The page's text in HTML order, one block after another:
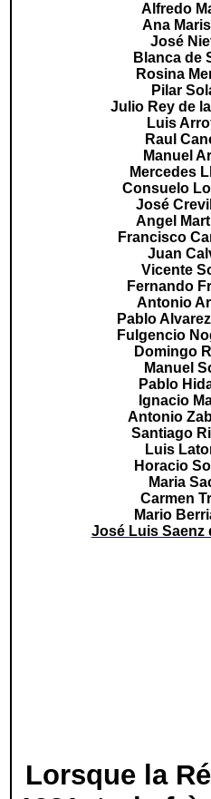
Alfredo
Ana
José
Blanca de
Rosina
Pilar
Julio Rey de
Luis
Raul
Manuel
Mercedes
Consuelo
José
Angel
Francisco
Juan
Vicente
Fernando
Antonio
Pablo
Fulgencio
Domingo
Manuel
Pablo
Ignacio
Antonio
Santiago
Luis
Horacio
Maria
Carmen
Mario
José Luis Saenz
Lorsque la